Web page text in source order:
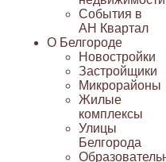
События в
АН Квартал
О Белгороде
Новостройки
Застройщики
Микрорайоны
Жилые
комплексы
Улицы
Белгорода